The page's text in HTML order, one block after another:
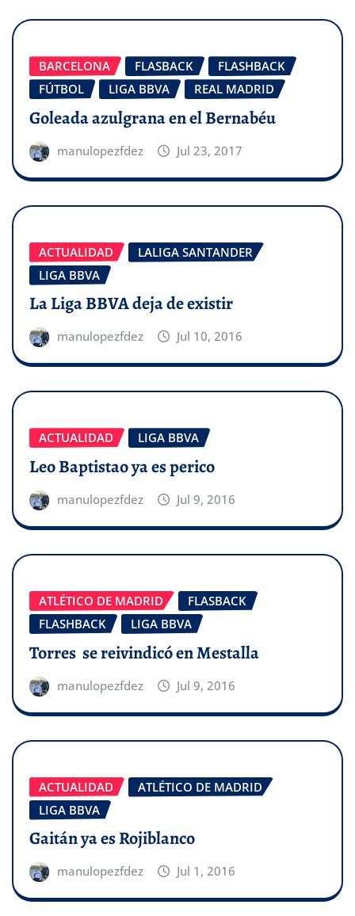
BARCELONA FLASBACK
FLASHBACK
FÚTBOL
LIGA BBVA REAL MADRID
Goleada azulgrana en el Bernabéu
manulopezfdez Jul 23, 2017
ACTUALIDAD
LALIGA SANTANDER
LIGA BBVA
La Liga BBVA deja de existir
manulopezfdez Jul 10, 2016
ACTUALIDAD LIGA BBVA
Leo Baptistao ya es perico
manulopezfdez Jul 9, 2016
ATLÉTICO DE MADRID
FLASBACK
FLASHBACK
LIGA BBVA
Torres se reivindicó en Mestalla
manulopezfdez Jul 9, 2016
ACTUALIDAD
ATLÉTICO DE MADRID
LIGA BBVA
Gaitán ya es Rojiblanco
manulopezfdez Jul 1, 2016